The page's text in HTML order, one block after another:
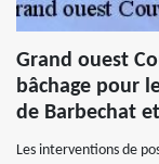
Grand ouest
bâchage pour
de Barbechat
Les interventions de